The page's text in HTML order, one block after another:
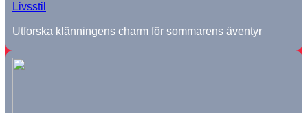
Livsstil
Utforska klänningens charm för sommarens äventyr